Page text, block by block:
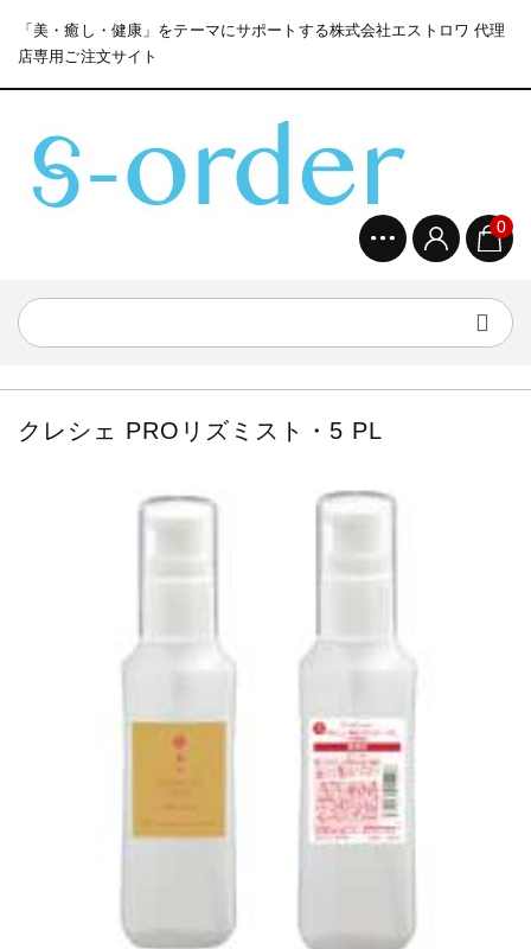
「美・癒し・健康」をテーマにサポートする株式会社エストロワ 代理
店専用ご注文サイト
0
クレシェ PROリズミスト・5 PL